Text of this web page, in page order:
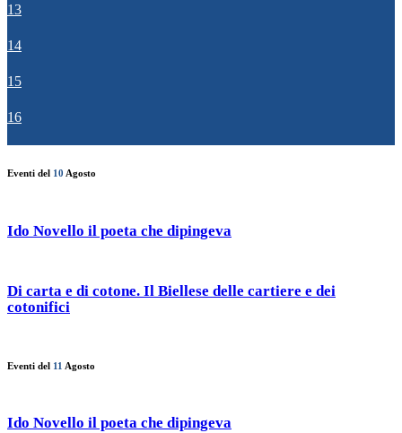
13
14
15
16
Eventi del 10 Agosto
Ido Novello il poeta che dipingeva
Di carta e di cotone. Il Biellese delle cartiere e dei
cotonifici
Eventi del 11 Agosto
Ido Novello il poeta che dipingeva